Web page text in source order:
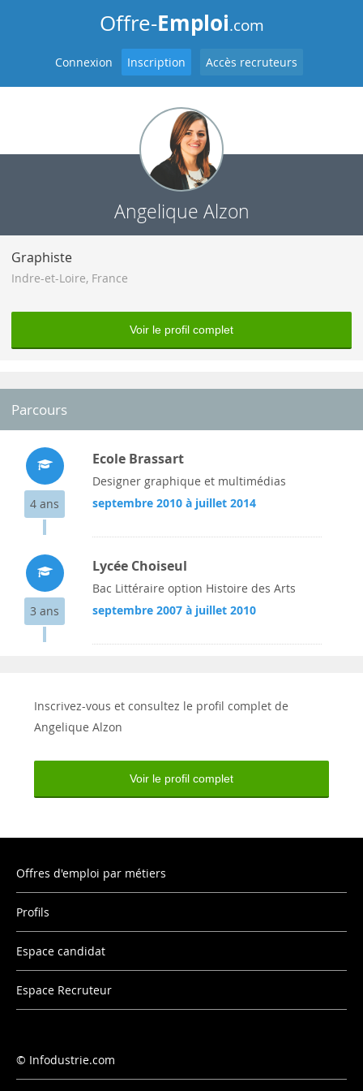
Offre-Emploi.com
Connexion Inscription Accès recruteurs
Angelique Alzon
Graphiste
Indre-et-Loire, France
Voir le profil complet
Parcours
4 ans
Ecole Brassart
Designer graphique et multimédias
septembre 2010 à juillet 2014
3 ans
Lycée Choiseul
Bac Littéraire option Histoire des Arts
septembre 2007 à juillet 2010
Inscrivez-vous et consultez le profil complet de
Angelique Alzon
Voir le profil complet
Offres d'emploi par métiers
Profils
Espace candidat
Espace Recruteur
Infodustrie.com